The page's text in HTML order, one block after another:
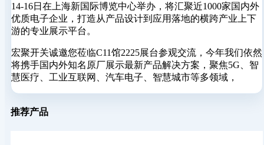
14-16日在上海新国际博览中心举办，将汇聚近1000家国内外
优质电子企业，打造从产品设计到应用落地的横跨产业上下
游的专业展示平台。
宏聚开关诚邀您莅临C11馆2225展台参观交流，今年我们依然
将携手国内外知名原厂展示最新产品解决方案，聚焦5G、智
慧医疗、工业互联网、汽车电子、智慧城市等多领域，
推荐产品